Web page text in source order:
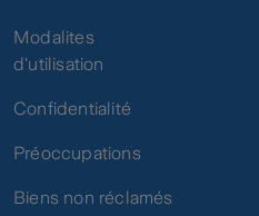
Modalites
d'utilisation
Confidentialité
Préoccupations
Biens non réclamés